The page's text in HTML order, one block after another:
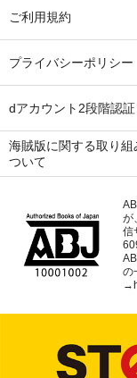
ご利用規約
プライバシーポリシー
dアカウント2段階認証
海賊版に関する取り組
ついて
が
信
の
→